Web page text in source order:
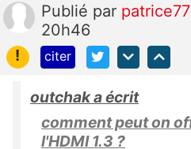
Publié par patrice77
20h46
!
citer
outchak a écrit
comment peut on
l'HDMI 1.3 ?